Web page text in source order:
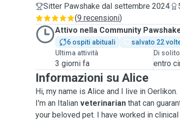
Sitter Pawshake dal settembre 2024
(9 recensioni)
Attivo nella Community
6 ospiti abituali
salvato 22
Ultima attività
3 giorni fa
Di
entro
Informazioni su Alice
Hi, my name is Alice and I live in Oerlikon.
I'm an Italian veterinarian that can
your beloved pet. I have worked in